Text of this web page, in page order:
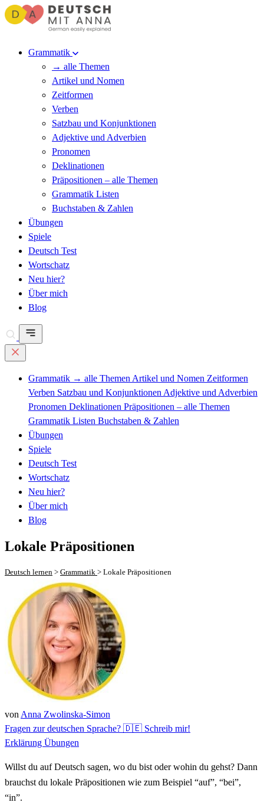
Grammatik
→ alle Themen
Artikel und Nomen
Zeitformen
Verben
Satzbau und Konjunktionen
Adjektive und Adverbien
Pronomen
Deklinationen
Präpositionen – alle Themen
Grammatik Listen
Buchstaben & Zahlen
Übungen
Spiele
Deutsch Test
Wortschatz
Neu hier?
Über mich
Blog
Grammatik → alle Themen Artikel und Nomen Zeitformen
Verben Satzbau und Konjunktionen Adjektive und Adverbien
Pronomen Deklinationen Präpositionen – alle Themen
Grammatik Listen Buchstaben & Zahlen
Übungen
Spiele
Deutsch Test
Wortschatz
Neu hier?
Über mich
Blog
Lokale Präpositionen
Deutsch lernen > Grammatik > Lokale Präpositionen
von Anna Zwolinska-Simon
Fragen zur deutschen Sprache? 🇩🇪 Schreib mir!
Erklärung Übungen
Willst du auf Deutsch sagen, wo du bist oder wohin du gehst? Dann
brauchst du lokale Präpositionen wie zum Beispiel “auf”, “bei”,
“in”.